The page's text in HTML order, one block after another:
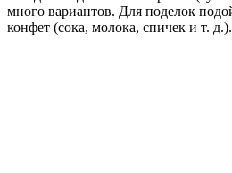
много вариантов. Для поделок
конфет (сока, молока, спичек и т. д.).